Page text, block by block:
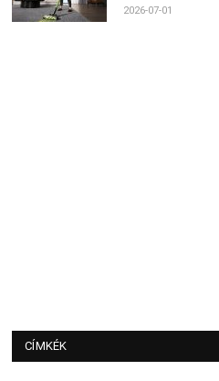
2026-07-01
CÍMKÉK